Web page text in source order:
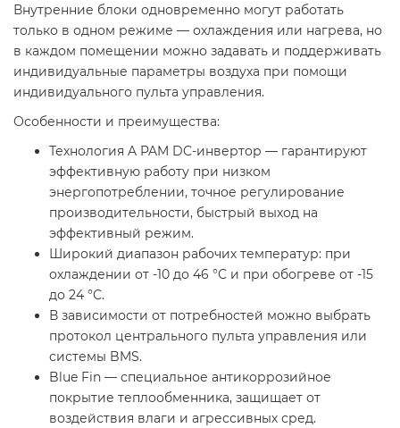
Внутренние блоки одновременно могут работать
только в одном режиме — охлаждения или нагрева, но
в каждом помещении можно задавать и поддерживать
индивидуальные параметры воздуха при помощи
индивидуального пульта управления.
Особенности и преимущества:
Технология A PAM DC-инвертор — гарантируют
эффективную работу при низком
энергопотреблении, точное регулирование
производительности, быстрый выход на
эффективный режим.
Широкий диапазон рабочих температур: при
охлаждении от -10 до 46 °С и при обогреве от -15
до 24 °С.
В зависимости от потребностей можно выбрать
протокол центрального пульта управления или
системы BMS.
Blue Fin — специальное антикоррозийное
покрытие теплообменника, защищает от
воздействия влаги и агрессивных сред.